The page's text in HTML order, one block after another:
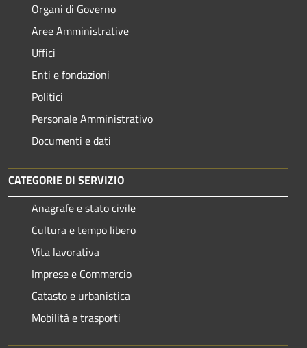
Organi di Governo
Aree Amministrative
Uffici
Enti e fondazioni
Politici
Personale Amministrativo
Documenti e dati
CATEGORIE DI SERVIZIO
Anagrafe e stato civile
Cultura e tempo libero
Vita lavorativa
Imprese e Commercio
Catasto e urbanistica
Mobilità e trasporti